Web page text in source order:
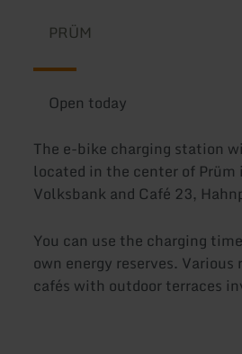
PRÜM
Open today
The e-bike charging station
located in the center of
Volksbank and Café 23,
You can use the charging
own energy reserves.
cafés with outdoor terraces